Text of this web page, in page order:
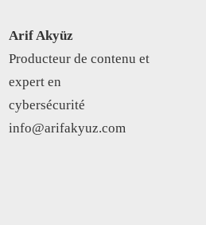
Arif Akyüz
Producteur de contenu et
expert en
cybersécurité
info@arifakyuz.com